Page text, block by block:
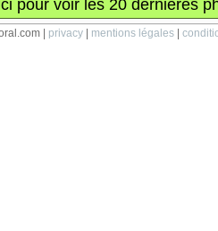
pour voir les 20 dernières
| privacy | mentions légales |